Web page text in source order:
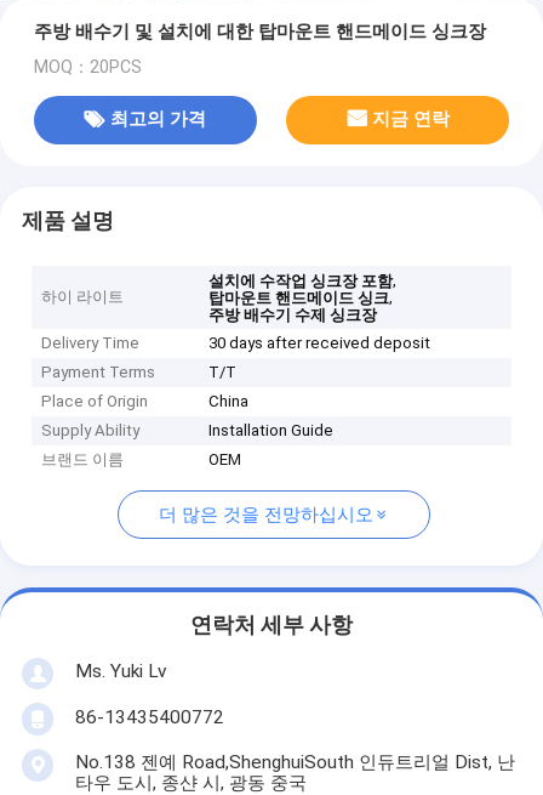
주방 배수기 및 설치에 대한 탑마운트 핸드메이드 싱크장
MOQ：20PCS
최고의 가격 지금 연락
제품 설명
하이 라이트
설치에 수작업 싱크장 포함,
탑마운트 핸드메이드 싱크,
주방 배수기 수제 싱크장
Delivery Time
30 days after received deposit
Payment Terms
T/T
Place of Origin
China
Supply Ability
Installation Guide
브랜드 이름
OEM
더 많은 것을 전망하십시오
연락처 세부 사항
Ms. Yuki Lv
86-13435400772
No.138 젠예 Road,ShenghuiSouth 인듀트리얼 Dist, 난
타우 도시, 종샨 시, 광동 중국